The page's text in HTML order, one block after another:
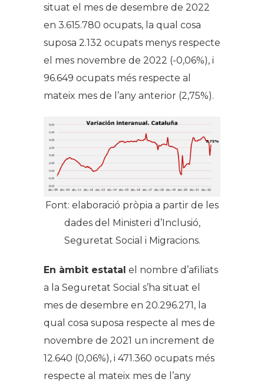
situat el mes de desembre de 2022
en 3.615.780 ocupats, la qual cosa
suposa 2.132 ocupats menys respecte
el mes novembre de 2022 (-0,06%), i
96.649 ocupats més respecte al
mateix mes de l’any anterior (2,75%).
Font: elaboració pròpia a partir de les
dades del Ministeri d’Inclusió,
Seguretat Social i Migracions.
En àmbit estatal el nombre d’afiliats
a la Seguretat Social s’ha situat el
mes de desembre en 20.296.271, la
qual cosa suposa respecte al mes de
novembre de 2021 un increment de
12.640 (0,06%), i 471.360 ocupats més
respecte al mateix mes de l’any